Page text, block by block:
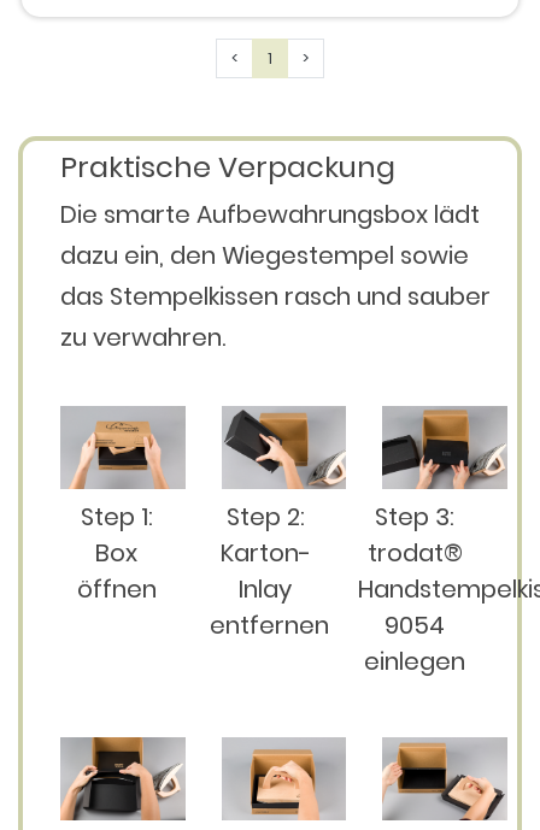
<Previous
1 >Next
Praktische Verpackung
Die smarte Aufbewahrungsbox lädt
dazu ein, den Wiegestempel sowie
das Stempelkissen rasch und sauber
zu verwahren.
Step 1:
Box
öffnen
Step 2:
Karton-
Inlay
entfernen
Step 3:
trodat®
9054
einlegen